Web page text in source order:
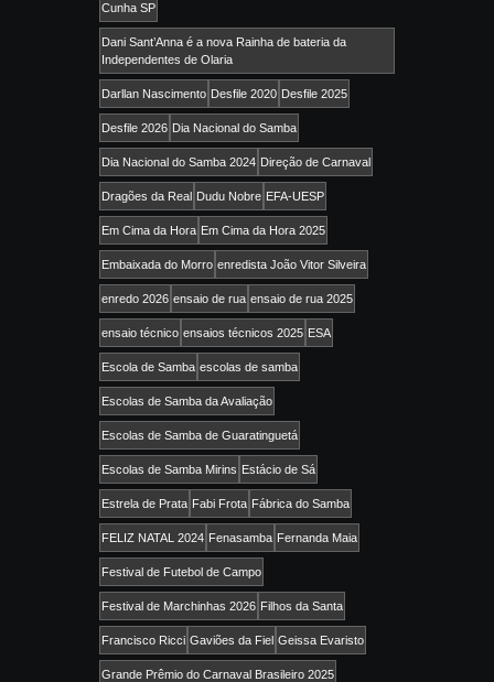
Cunha SP
Dani Sant’Anna é a nova Rainha de bateria da
Independentes de Olaria
Darllan Nascimento Desfile 2020 Desfile 2025
Desfile 2026 Dia Nacional do Samba
Dia Nacional do Samba 2024 Direção de Carnaval
Dragões da Real Dudu Nobre EFA-UESP
Em Cima da Hora Em Cima da Hora 2025
Embaixada do Morro enredista João Vitor Silveira
enredo 2026 ensaio de rua ensaio de rua 2025
ensaio técnico ensaios técnicos 2025 ESA
Escola de Samba escolas de samba
Escolas de Samba da Avaliação
Escolas de Samba de Guaratinguetá
Escolas de Samba Mirins Estácio de Sá
Estrela de Prata Fabi Frota Fábrica do Samba
FELIZ NATAL 2024 Fenasamba Fernanda Maia
Festival de Futebol de Campo
Festival de Marchinhas 2026 Filhos da Santa
Francisco Ricci Gaviões da Fiel Geissa Evaristo
Grande Prêmio do Carnaval Brasileiro 2025